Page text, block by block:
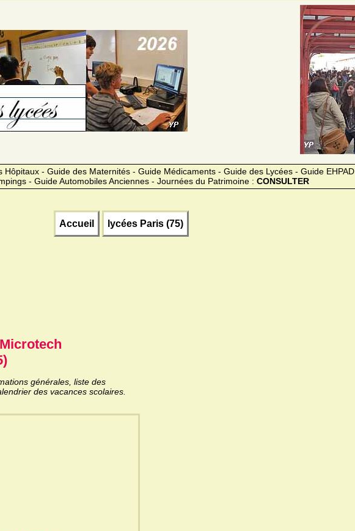
- Guide des Maternités - Guide Médicaments - Guide des Lycées - Guide EHPAD
- Guide Automobiles Anciennes - Journées du Patrimoine : CONSULTER
Accueil lycées Paris (75)
générales, liste des
des vacances scolaires.